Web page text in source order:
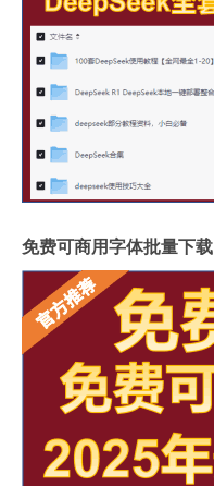
免费可商用字体批量下载